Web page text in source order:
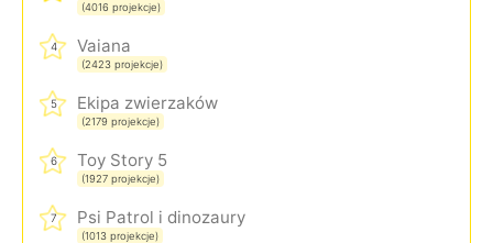
(4016 projekcje)
4 Vaiana
(2423 projekcje)
5 Ekipa zwierzaków
(2179 projekcje)
6 Toy Story 5
(1927 projekcje)
7 Psi Patrol i dinozaury
(1013 projekcje)